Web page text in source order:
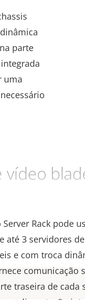
parte
uma
vídeo
Server Rack pode
até 3 servidores
e com troca
comunicação
traseira de cada